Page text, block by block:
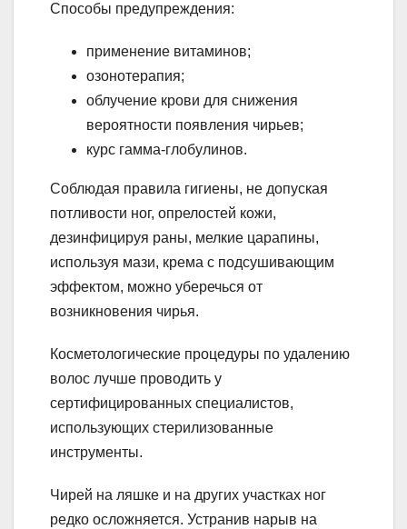
Способы предупреждения:
применение витаминов;
озонотерапия;
облучение крови для снижения
вероятности появления чирьев;
курс гамма-глобулинов.
Соблюдая правила гигиены, не допуская
потливости ног, опрелостей кожи,
дезинфицируя раны, мелкие царапины,
используя мази, крема с подсушивающим
эффектом, можно уберечься от
возникновения чирья.
Косметологические процедуры по удалению
волос лучше проводить у
сертифицированных специалистов,
использующих стерилизованные
инструменты.
Чирей на ляшке и на других участках ног
редко осложняется. Устранив нарыв на